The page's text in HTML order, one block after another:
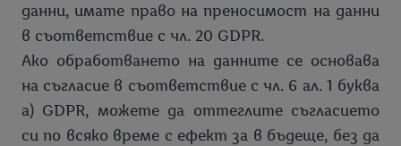
данни, имате право на преносимост на данни
в съответствие с чл. 20 GDPR.
Ако обработването на данните се основава
на съгласие в съответствие с чл. 6 ал. 1 буква
а) GDPR, можете да оттеглите съгласието
си по всяко време с ефект за в бъдеще, без да